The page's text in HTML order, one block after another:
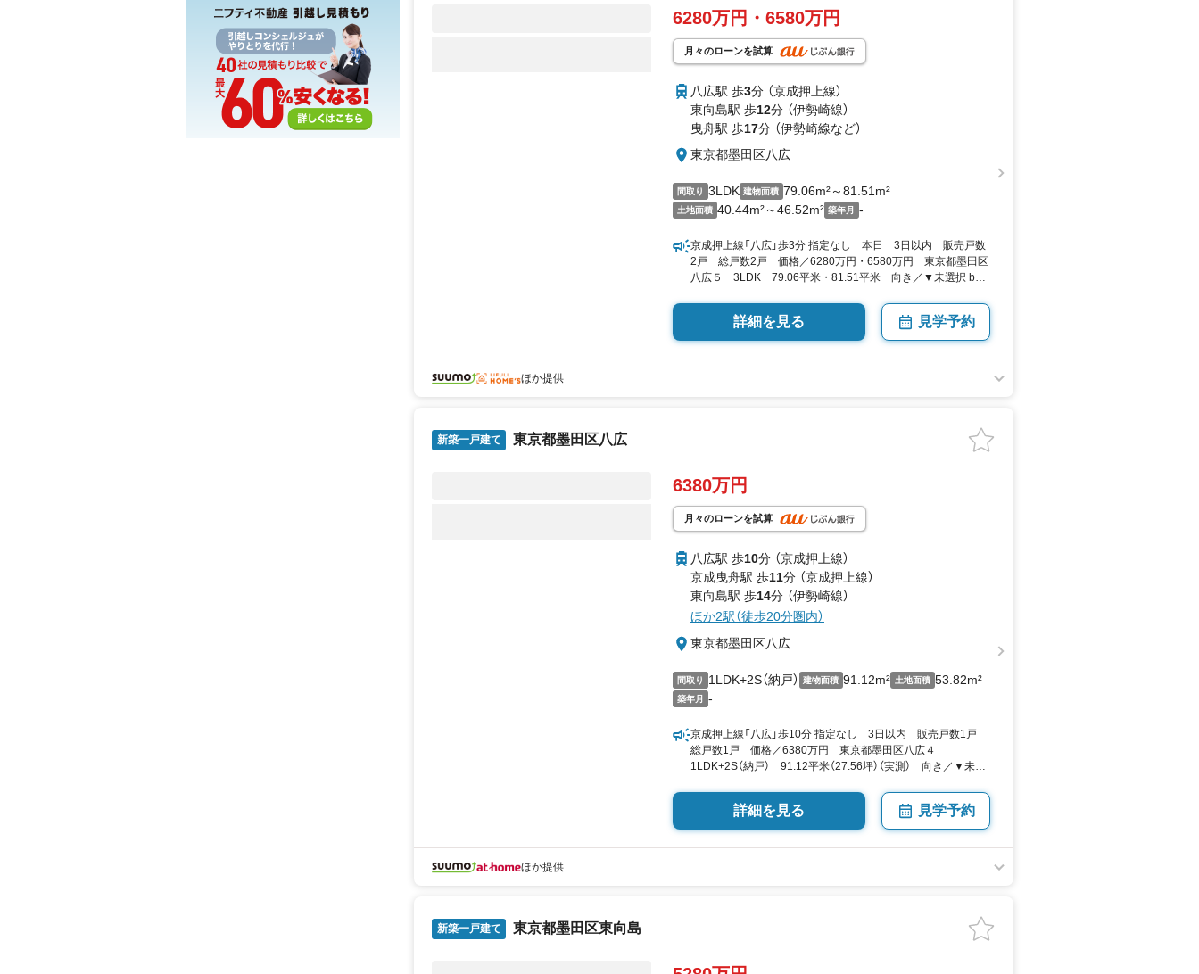
6280万円・6580万円
月々のローンを試算
八広駅 歩3分 （京成押上線）
東向島駅 歩12分 （伊勢崎線）
曳舟駅 歩17分 （伊勢崎線など）
東京都墨田区八広
間取り 3LDK 建物面積 79.06m²～81.51m²
土地面積 40.44m²～46.52m² 築年月 -
京成押上線「八広」歩3分 指定なし 本日 3日以内 販売戸数
2戸 総戸数2戸 価格／6280万円・6580万円 東京都墨田区
八広５ 3LDK 79.06平米・81.51平米 向き／▼未選択 by
詳細を見る 見学予約
ほか提供
新築一戸建て 東京都墨田区八広
6380万円
月々のローンを試算
八広駅 歩10分 （京成押上線）
京成曳舟駅 歩11分 （京成押上線）
東向島駅 歩14分 （伊勢崎線）
ほか2駅（徒歩20分圏内）
東京都墨田区八広
間取り 1LDK+2S（納戸） 建物面積 91.12m² 土地面積 53.82m²
築年月 -
京成押上線「八広」歩10分 指定なし 3日以内 販売戸数1戸
総戸数1戸 価格／6380万円 東京都墨田区八広４
1LDK+2S（納戸） 91.12平米（27.56坪）（実測） 向き／▼未選
詳細を見る 見学予約
ほか提供
新築一戸建て 東京都墨田区東向島